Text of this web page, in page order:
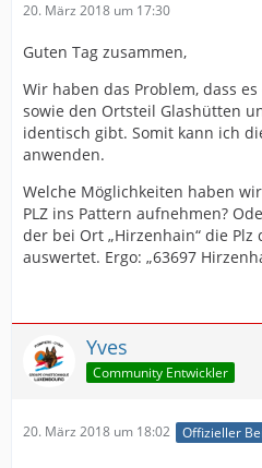
20. März 2018 um 17:30
Guten Tag zusammen,
Wir haben das Problem, dass
sowie den Ortsteil Glashütten
identisch gibt. Somit kann ich
anwenden.
Welche Möglichkeiten haben
PLZ ins Pattern aufnehmen?
der bei Ort „Hirzenhain“ die
auswertet. Ergo: „63697
Yves
Community Entwickler
20. März 2018 um 18:02 Offizieller